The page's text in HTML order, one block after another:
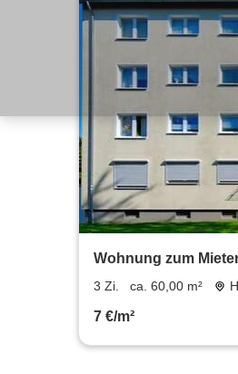
Wohnung zum
3 Zi. ca. 60,00 m²
7 €/m²